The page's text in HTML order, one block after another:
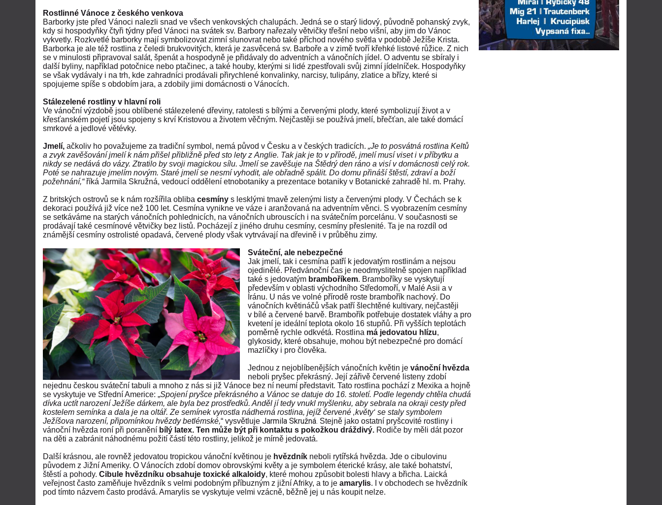
Rostlinné Vánoce z českého venkova
Barborky jste před Vánoci nalezli snad ve všech venkovských chalupách. Jedná se o starý lidový, původně pohanský zvyk,
kdy si hospodyňky čtyři týdny před Vánoci na svátek sv. Barbory nařezaly větvičky třešní nebo višní, aby jim do Vánoc
vykvetly. Rozkvetlé barborky mají symbolizovat zimní slunovrat nebo také příchod nového světla v podobě Ježíše Krista.
Barborka je ale též rostlina z čeledi brukvovitých, která je zasvěcená sv. Barboře a v zimě tvoří křehké listové růžice. Z nich
se v minulosti připravoval salát, špenát a hospodyně je přidávaly do adventních a vánočních jídel. O adventu se sbíraly i
další byliny, například potočnice nebo ptačinec, a také houby, kterými si lidé zpestřovali svůj zimní jídelníček. Hospodyňky
se však vydávaly i na trh, kde zahradníci prodávali přirychlené konvalinky, narcisy, tulipány, zlatice a břízy, které si
spojujeme spíše s obdobím jara, a zdobily jimi domácnosti o Vánocích.
Stálezelené rostliny v hlavní roli
Ve vánoční výzdobě jsou oblíbené stálezelené dřeviny, ratolesti s bílými a červenými plody, které symbolizují život a v
křesťanském pojetí jsou spojeny s krví Kristovou a životem věčným. Nejčastěji se používá jmelí, břečťan, ale také domácí
smrkové a jedlové větévky.
Jmelí, ačkoliv ho považujeme za tradiční symbol, nemá původ v Česku a v českých tradicích. „Je to posvátná rostlina Keltů
a zvyk zavěšování jmelí k nám přišel přibližně před sto lety z Anglie. Tak jak je to v přírodě, jmelí musí viset i v příbytku a
nikdy se nedává do vázy. Ztratilo by svoji magickou sílu. Jmelí se zavěšuje na Štědrý den ráno a visí v domácnosti celý rok.
Poté se nahrazuje jmelím novým. Staré jmelí se nesmí vyhodit, ale obřadně spálit. Do domu přináší štěstí, zdraví a boží
požehnání,“říká Jarmila Skružná, vedoucí oddělení etnobotaniky a prezentace botaniky v Botanické zahradě hl. m. Prahy.
Z britských ostrovů se k nám rozšířila obliba cesmíny s lesklými tmavě zelenými listy a červenými plody. V Čechách se k
dekoraci používá již více než 100 let. Cesmína vynikne ve váze i aranžovaná na adventním věnci. S vyobrazením cesmíny
se setkáváme na starých vánočních pohlednicích, na vánočních ubrouscích i na svátečním porcelánu. V současnosti se
prodávají také cesmínové větvičky bez listů. Pocházejí z jiného druhu cesmíny, cesmíny přeslenité. Ta je na rozdíl od
známější cesmíny ostrolisté opadavá, červené plody však vytrvávají na dřevině i v průběhu zimy.
Sváteční, ale nebezpečné
Jak jmelí, tak i cesmína patří k jedovatým rostlinám a nejsou
ojedinělé. Předvánoční čas je neodmyslitelně spojen například
také s jedovatým bramboříkem. Bramboříky se vyskytují
především v oblasti východního Středomoří, v Malé Asii a v
Íránu. U nás ve volné přírodě roste brambořík nachový. Do
vánočních květináčů však patří šlechtěné kultivary, nejčastěji
v bílé a červené barvě. Brambořík potřebuje dostatek vláhy a pro
kvetení je ideální teplota okolo 16 stupňů. Při vyšších teplotách
poměrně rychle odkvétá. Rostlina má jedovatou hlízu,
glykosidy, které obsahuje, mohou být nebezpečné pro domácí
mazlíčky i pro člověka.
Jednou z nejoblíbenějších vánočních květin je vánoční hvězda
neboli pryšec překrásný. Její zářivě červené listeny zdobí
nejednu českou sváteční tabuli a mnoho z nás si již Vánoce bez ní neumí představit. Tato rostlina pochází z Mexika a hojně
se vyskytuje ve Střední Americe: „Spojení pryšce překrásného a Vánoc se datuje do 16. století. Podle legendy chtěla chudá
dívka uctít narození Ježíše dárkem, ale byla bez prostředků. Anděl jí tedy vnukl myšlenku, aby sebrala na okraji cesty před
kostelem semínka a dala je na oltář. Ze semínek vyrostla nádherná rostlina, jejíž červené ‚květy‘ se staly symbolem
Ježíšova narození, připomínkou hvězdy betlémské,“ vysvětluje Jarmila Skružná. Stejně jako ostatní pryšcovité rostliny i
vánoční hvězda roní při poranění bílý latex. Ten může být při kontaktu s pokožkou dráždivý. Rodiče by měli dát pozor
na děti a zabránit náhodnému požití částí této rostliny, jelikož je mírně jedovatá.
Další krásnou, ale rovněž jedovatou tropickou vánoční květinou je hvězdník neboli rytířská hvězda. Jde o cibulovinu
původem z Jižní Ameriky. O Vánocích zdobí domov obrovskými květy a je symbolem éterické krásy, ale také bohatství,
štěstí a pohody. Cibule hvězdníku obsahuje toxické alkaloidy, které mohou způsobit bolesti hlavy a břicha. Laická
veřejnost často zaměňuje hvězdník s velmi podobným příbuzným z jižní Afriky, a to je amarylis. I v obchodech se hvězdník
pod tímto názvem často prodává. Amarylis se vyskytuje velmi vzácně, běžně jej u nás koupit nelze.